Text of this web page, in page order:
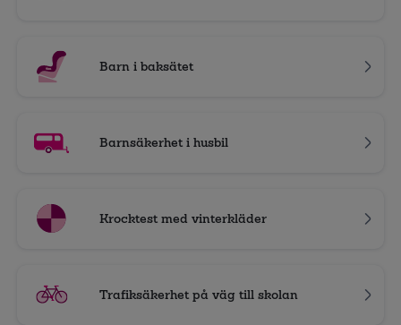
Barn i baksätet
Barnsäkerhet i husbil
Krocktest med vinterkläder
Trafiksäkerhet på väg till skolan